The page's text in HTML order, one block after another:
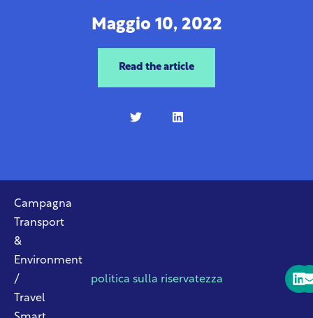
Maggio 10, 2022
Read the article
Campagna
Transport
&
Environment
/
Travel
politica sulla riservatezza